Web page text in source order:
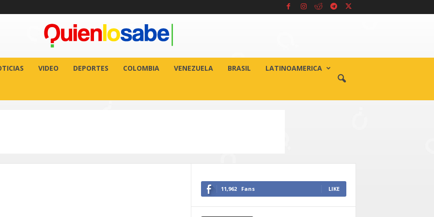
VIDEO DEPORTES COLOMBIA VENEZUELA BRASIL LATINOAMERICA
11,962 Fans LIKE